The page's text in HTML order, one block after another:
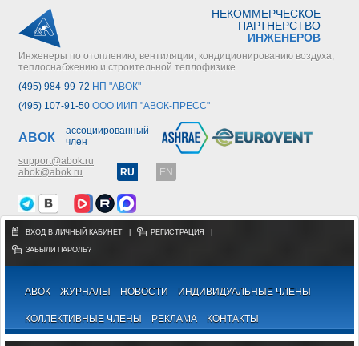
НЕКОММЕРЧЕСКОЕ
ПАРТНЕРСТВО
ИНЖЕНЕРОВ
Инженеры по отоплению, вентиляции, кондиционированию воздуха,
теплоснабжению и строительной теплофизике
(495) 984-99-72 НП "АВОК"
(495) 107-91-50 ООО ИИП "АВОК-ПРЕСС"
АВОК
ассоциированный
член
support@abok.ru
abok@abok.ru
RU EN
ВХОД В ЛИЧНЫЙ КАБИНЕТ РЕГИСТРАЦИЯ
ЗАБЫЛИ ПАРОЛЬ?
АВОК ЖУРНАЛЫ НОВОСТИ ИНДИВИДУАЛЬНЫЕ ЧЛЕНЫ
КОЛЛЕКТИВНЫЕ ЧЛЕНЫ РЕКЛАМА КОНТАКТЫ